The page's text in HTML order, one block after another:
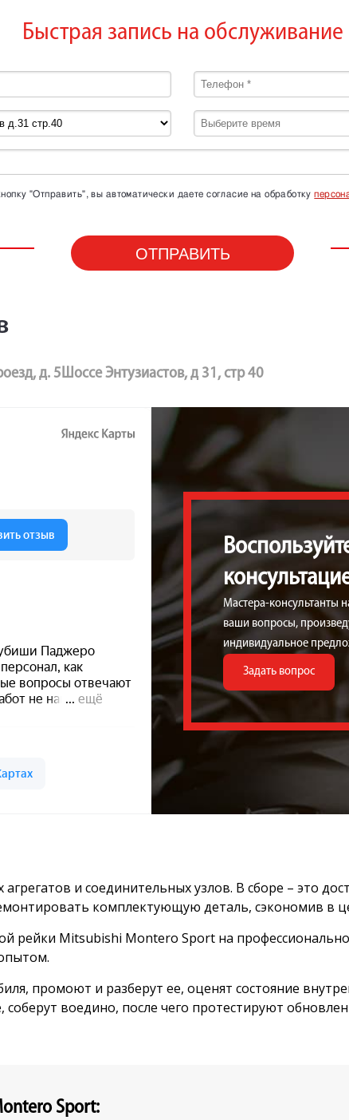
Быстрая запись на обслуживание
"Отправить", вы автоматически даете согласие на обработку
д. 5Шоссе Энтузиастов, д 31, стр 40
Мастера-консультанты
ваши вопросы,
индивидуальное
Задать вопрос
и соединительных узлов. В сборе – это
комплектующую деталь, сэкономив в
рейки Mitsubishi Montero Sport на
промоют и разберут ее, оценят состояние
воедино, после чего протестируют
Sport: